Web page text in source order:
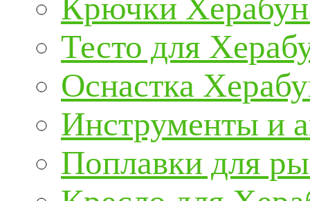
Крючки
Тесто для
Оснастка
Инструменты и
Поплавки для